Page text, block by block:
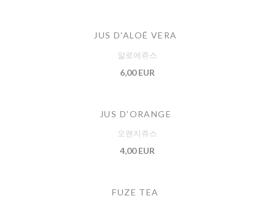
JUS D'ALOÉ VERA
알로에쥬스
6,00 EUR
JUS D'ORANGE
오렌지쥬스
4,00 EUR
FUZE TEA